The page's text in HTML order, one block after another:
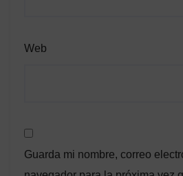
Web
Guarda mi nombre, correo